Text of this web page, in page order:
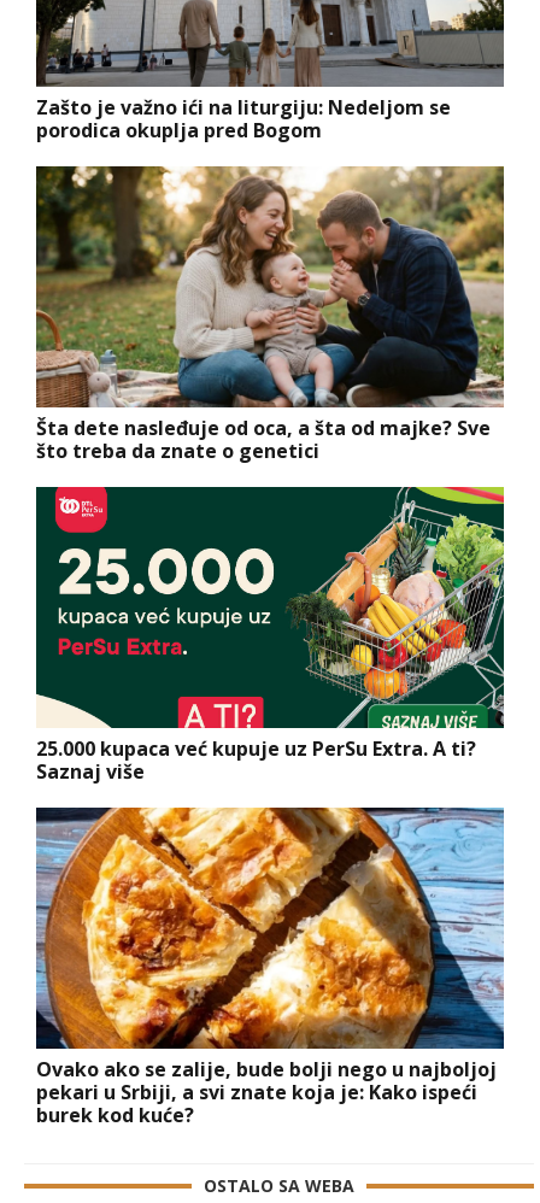
Zašto je važno ići na liturgiju: Nedeljom se
porodica okuplja pred Bogom
Šta dete nasleđuje od oca, a šta od majke? Sve
što treba da znate o genetici
25.000 kupaca već kupuje uz PerSu Extra. A ti?
Saznaj više
Ovako ako se zalije, bude bolji nego u najboljoj
pekari u Srbiji, a svi znate koja je: Kako ispeći
burek kod kuće?
OSTALO SA WEBA